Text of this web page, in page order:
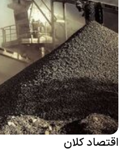
اقتصاد کلان